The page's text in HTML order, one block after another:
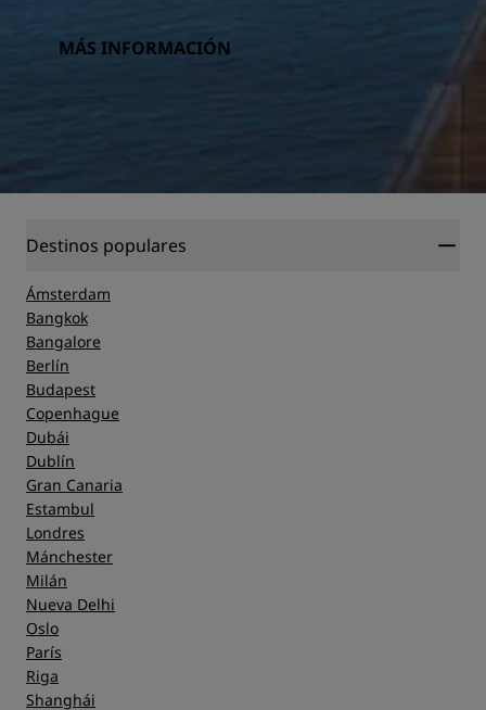
MÁS INFORMACIÓN
Destinos populares
Ámsterdam
Bangkok
Bangalore
Berlín
Budapest
Copenhague
Dubái
Dublín
Gran Canaria
Estambul
Londres
Mánchester
Milán
Nueva Delhi
Oslo
París
Riga
Shanghái